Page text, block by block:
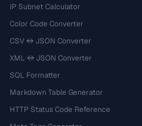
IP Subnet Calculator
Color Code Converter
CSV ↔ JSON Converter
XML ↔ JSON Converter
SQL Formatter
Markdown Table Generator
HTTP Status Code Reference